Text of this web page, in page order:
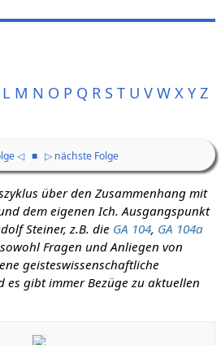
L M N O P Q R S T U V W X Y Z
◁ ■ ▷ nächste Folge
über den Zusammenhang mit
dem eigenen Ich. Ausgangspunkt
Steiner, z.B. die GA 104, GA 104a
Fragen und Anliegen von
geisteswissenschaftliche
es gibt immer Bezüge zu aktuellen